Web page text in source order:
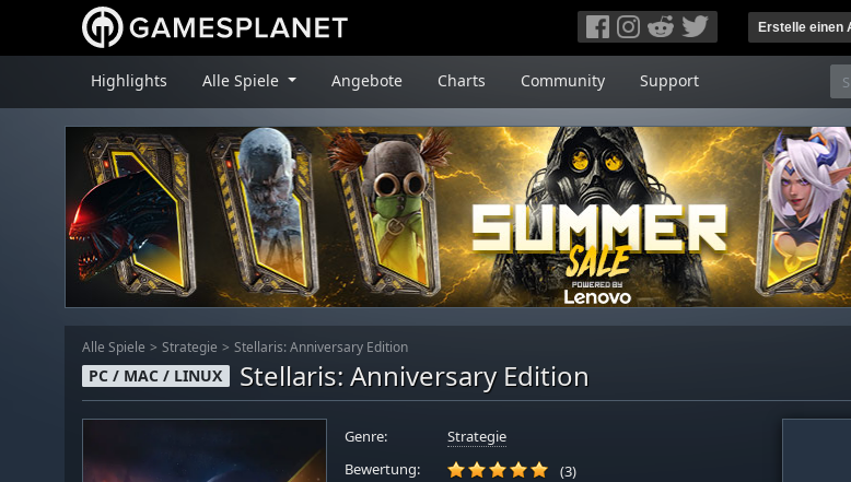
Erstelle einen
Highlights Alle Spiele Angebote Charts Community Support
Alle Spiele Strategie Stellaris: Anniversary Edition
PC / MAC / LINUX Stellaris: Anniversary Edition
Genre:
Strategie
Bewertung:
(3)